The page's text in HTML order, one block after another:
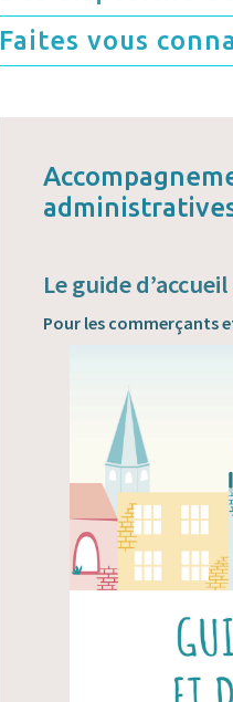
Faites vous
Le guide
Pour les commerçants